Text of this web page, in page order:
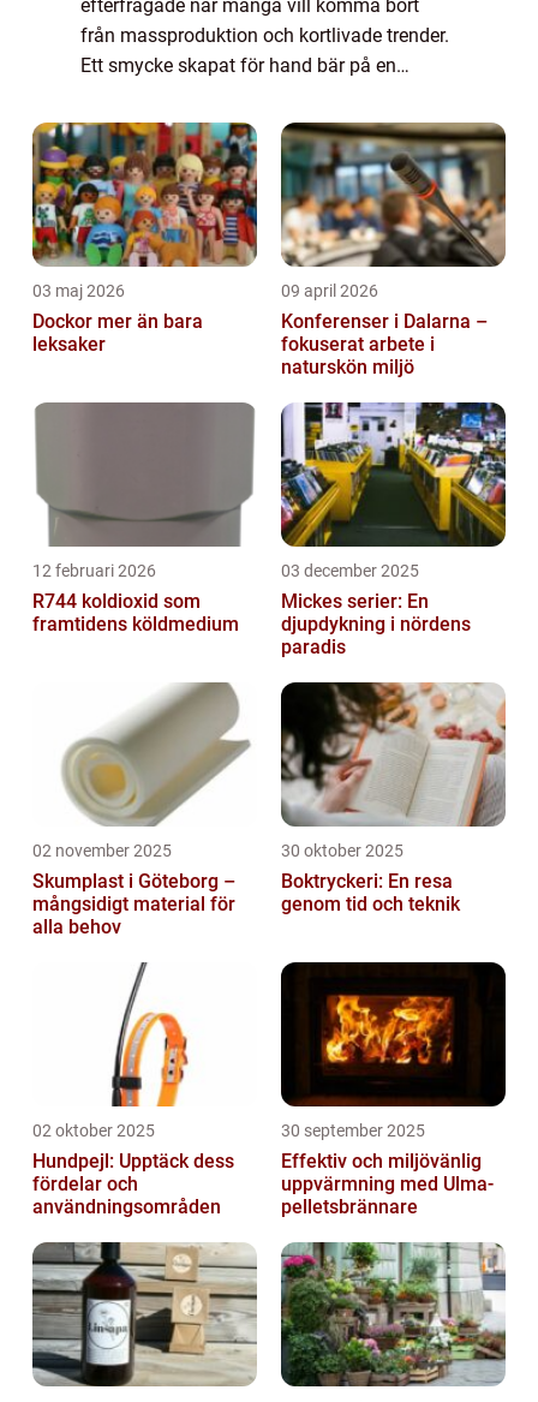
efterfrågade när många vill komma bort
från massproduktion och kortlivade trender.
Ett smycke skapat för hand bär på en
personligt uttr...
03 maj 2026
Dockor mer än bara
leksaker
09 april 2026
Konferenser i Dalarna –
fokuserat arbete i
naturskön miljö
12 februari 2026
R744 koldioxid som
framtidens köldmedium
03 december 2025
Mickes serier: En
djupdykning i nördens
paradis
02 november 2025
Skumplast i Göteborg –
mångsidigt material för
alla behov
30 oktober 2025
Boktryckeri: En resa
genom tid och teknik
02 oktober 2025
Hundpejl: Upptäck dess
fördelar och
användningsområden
30 september 2025
Effektiv och miljövänlig
uppvärmning med Ulma-
pelletsbrännare